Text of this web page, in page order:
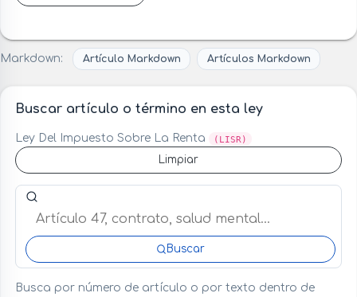
Markdown: Artículo Markdown Artículos Markdown
Buscar artículo o término en esta ley
Ley Del Impuesto Sobre La Renta (LISR)
Limpiar
Buscar artículo o término en esta ley
Buscar
Busca por número de artículo o por texto dentro de